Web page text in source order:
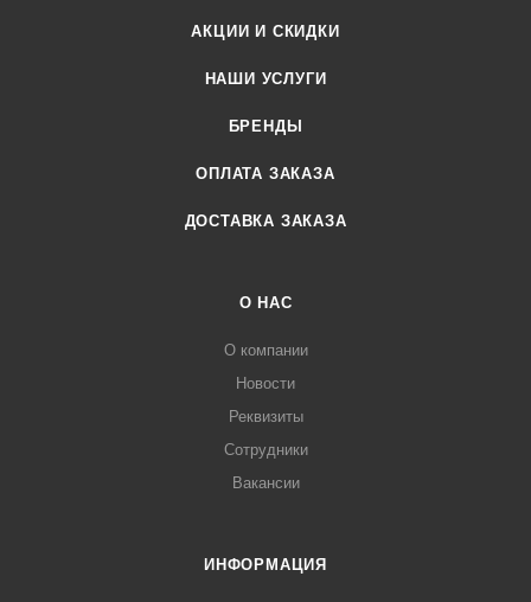
АКЦИИ И СКИДКИ
НАШИ УСЛУГИ
БРЕНДЫ
ОПЛАТА ЗАКАЗА
ДОСТАВКА ЗАКАЗА
О НАС
О компании
Новости
Реквизиты
Сотрудники
Вакансии
ИНФОРМАЦИЯ